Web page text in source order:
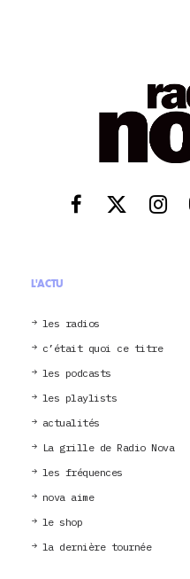
L'ACTU
les radios
c’était quoi ce titre
les podcasts
les playlists
actualités
La grille de Radio Nova
les fréquences
nova aime
le shop
la dernière tournée